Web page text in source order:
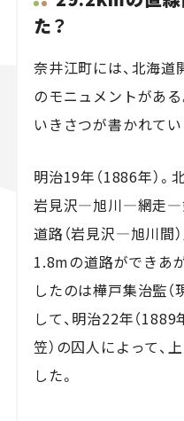
た？
奈井江町には、北海道
のモニュメントがあ
いきさつが書かれてい
明治19年（1886年）
岩見沢―旭川―網走―
道路（岩見沢―旭川間
1.8mの道路ができあ
したのは樺戸集治監（
して、明治22年（1889
笠）の囚人によって、
した。